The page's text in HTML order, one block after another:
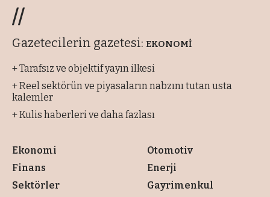
//
Gazetecilerin gazetesi: EKONOMİ
+ Tarafsız ve objektif yayın ilkesi
+ Reel sektörün ve piyasaların nabzını tutan usta
kalemler
+ Kulis haberleri ve daha fazlası
Ekonomi
Finans
Sektörler
Otomotiv
Enerji
Gayrimenkul